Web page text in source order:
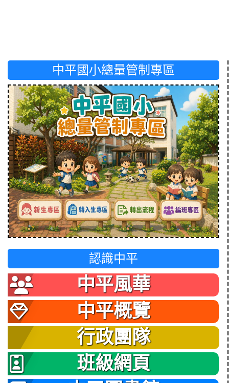
中平國小總量管制專區
認識中平
中平風華
中平概覽
行政團隊
班級網頁